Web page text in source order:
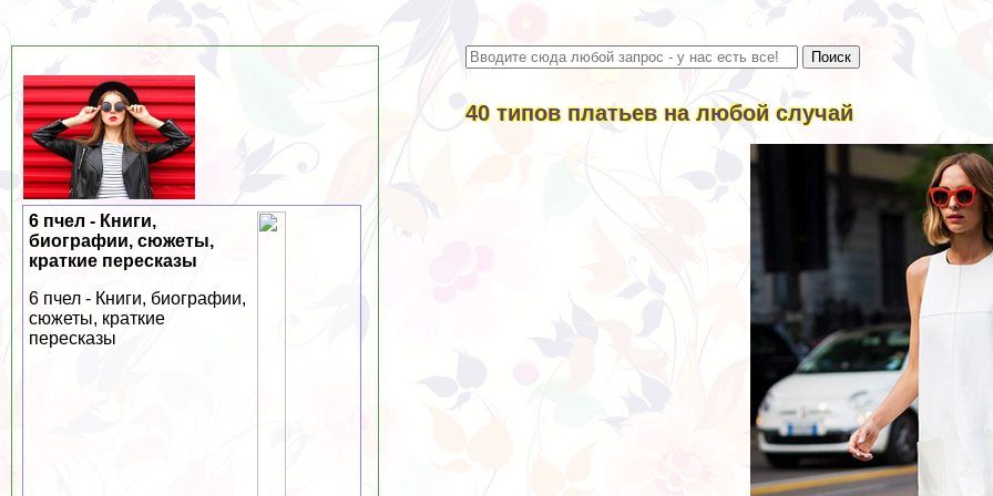
40 типов платьев на любой случай
6 пчел - Книги,
биографии, сюжеты,
краткие пересказы
6 пчел - Книги, биографии,
сюжеты, краткие
пересказы